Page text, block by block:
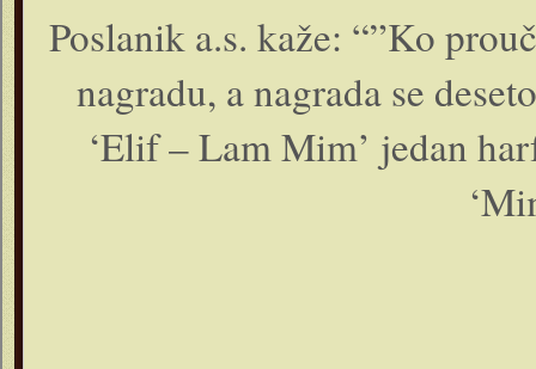
Poslanik a.s. kaže: “”Ko
nagradu, a nagrada se
‘Elif – Lam Mim’ jedan